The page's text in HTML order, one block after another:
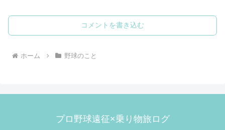
コメントを書き込む
ホーム 野球のこと
プロ野球遠征×乗り物旅ログ